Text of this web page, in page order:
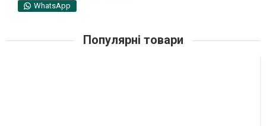
WhatsApp
Популярні товари